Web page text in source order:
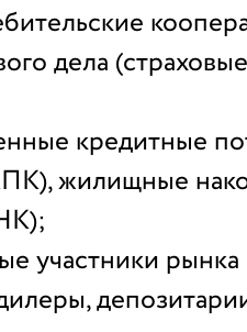
дела
кредитные
жилищные
участники